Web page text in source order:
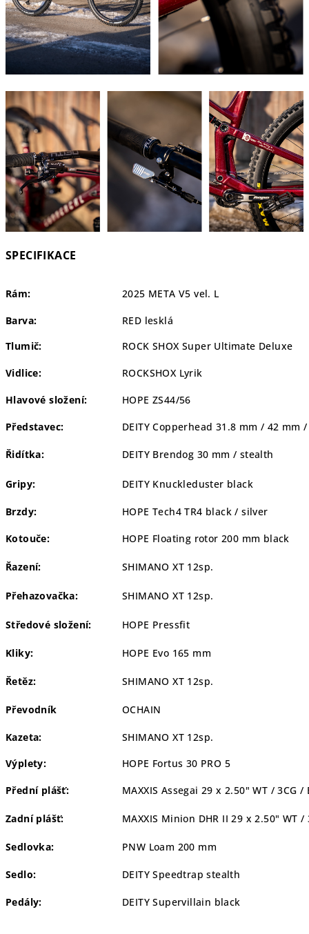
SPECIFIKACE
Rám: 2025 META V5 vel. L
Barva:
RED lesklá
Tlumič:
ROCK SHOX Super Ultimate Deluxe
Vidlice: ROCKSHOX Lyrik
Hlavové složení: HOPE ZS44/56
Představec: DEITY Copperhead 31.8 mm / 42 mm
Řidítka: DEITY Brendog 30 mm / stealth
Gripy: DEITY Knuckleduster black
Brzdy: HOPE Tech4 TR4 black / silver
Kotouče: HOPE Floating rotor 200 mm black
Řazení: SHIMANO XT 12sp.
Přehazovačka: SHIMANO XT 12sp.
Středové složení: HOPE Pressfit
Kliky: HOPE Evo 165 mm
Řetěz: SHIMANO XT 12sp.
Převodník OCHAIN
Kazeta:
SHIMANO XT 12sp.
Výplety:
HOPE Fortus 30 PRO 5
Přední plášť: MAXXIS Assegai 29 x 2.50" WT / 3CG /
Zadní plášť: MAXXIS Minion DHR II 29 x 2.50" WT /
Sedlovka: PNW Loam 200 mm
Sedlo: DEITY Speedtrap stealth
Pedály: DEITY Supervillain black